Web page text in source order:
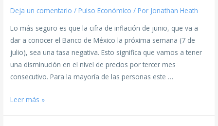
Deja un comentario /Pulso Económico / Por Jonathan Heath
Lo más seguro es que la cifra de inflación de junio, que va a
dar a conocer el Banco de México la próxima semana (7 de
julio), sea una tasa negativa. Esto significa que vamos a tener
una disminución en el nivel de precios por tercer mes
consecutivo. Para la mayoría de las personas este …
Leer más »